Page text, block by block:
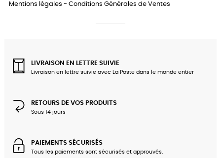
Mentions légales - Conditions Générales de Ventes
LIVRAISON EN LETTRE SUIVIE
Livraison en lettre suivie avec La Poste dans le monde entier
RETOURS DE VOS PRODUITS
Sous 14 jours
PAIEMENTS SÉCURISÉS
Tous les paiements sont sécurisés et approuvés.